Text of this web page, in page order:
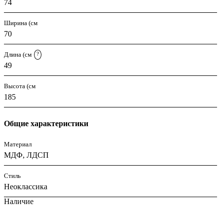
74
Ширина (см
70
Длина (см ?
49
Высота (см
185
Общие характеристики
Материал
МДФ, ЛДСП
Стиль
Неоклассика
Наличие